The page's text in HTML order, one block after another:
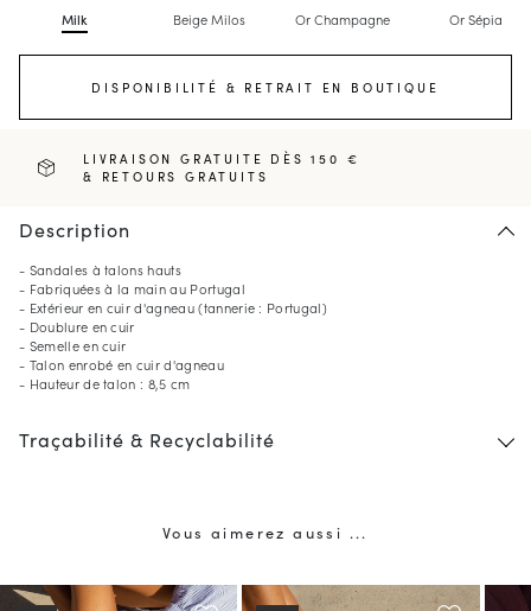
Milk Beige Milos Or Champagne Or Sépia
DISPONIBILITÉ & RETRAIT EN BOUTIQUE
LIVRAISON GRATUITE DÈS 150 €
& RETOURS GRATUITS
Description
- Sandales à talons hauts
- Fabriquées à la main au Portugal
- Extérieur en cuir d'agneau (tannerie : Portugal)
- Doublure en cuir
- Semelle en cuir
- Talon enrobé en cuir d'agneau
- Hauteur de talon : 8,5 cm
Traçabilité & Recyclabilité
Vous aimerez aussi ...